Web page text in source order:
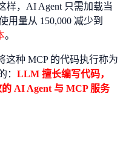
样，AI Agent 只需加载当
用量从 150,000 减少到
。
这种 MCP 的代码执行称为
： LLM 擅长编写代码，
AI Agent 与 MCP 服务